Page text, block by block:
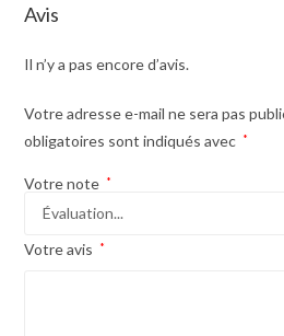
Avis
Il n’y a pas encore d’avis.
Votre adresse e-mail ne sera pas
obligatoires sont indiqués avec *
Votre note *
Votre avis *